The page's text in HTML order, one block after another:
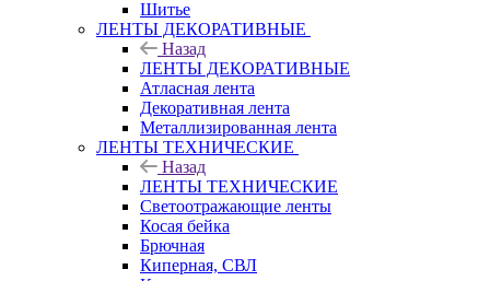
Шитье
ЛЕНТЫ ДЕКОРАТИВНЫЕ
Назад
ЛЕНТЫ ДЕКОРАТИВНЫЕ
Атласная лента
Декоративная лента
Металлизированная лента
ЛЕНТЫ ТЕХНИЧЕСКИЕ
Назад
ЛЕНТЫ ТЕХНИЧЕСКИЕ
Светоотражающие ленты
Косая бейка
Брючная
Киперная, СВЛ